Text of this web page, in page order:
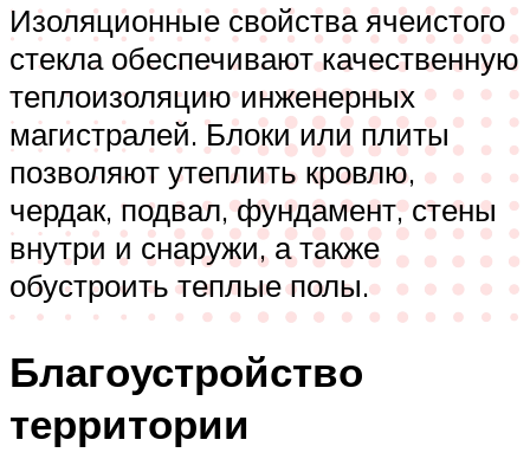
Изоляционные свойства ячеистого
стекла обеспечивают качественную
теплоизоляцию инженерных
магистралей. Блоки или плиты
позволяют утеплить кровлю,
чердак, подвал, фундамент, стены
внутри и снаружи, а также
обустроить теплые полы.
Благоустройство
территории